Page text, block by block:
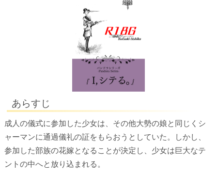
あらすじ
成人の儀式に参加した少女は、その他大勢の娘と同じくシ
ャーマンに通過儀礼の証をもらおうとしていた。しかし、
参加した部族の花嫁となることが決定し、少女は巨大なテ
ントの中へと放り込まれる。